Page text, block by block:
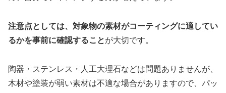
注意点としては、対象物の素材がコーティングに適してい
るかを事前に確認することが大切です。
陶器・ステンレス・人工大理石などは問題ありませんが、
木材や塗装が弱い素材は不適な場合がありますので、パッ